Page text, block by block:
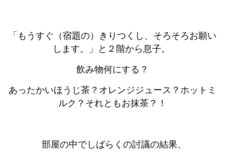
「もうすぐ（宿題の）きりつくし、そろそろお願い
します。」と２階から息子。
飲み物何にする？
あったかいほうじ茶？オレンジジュース？ホットミ
ルク？それともお抹茶？！
部屋の中でしばらくの討議の結果、